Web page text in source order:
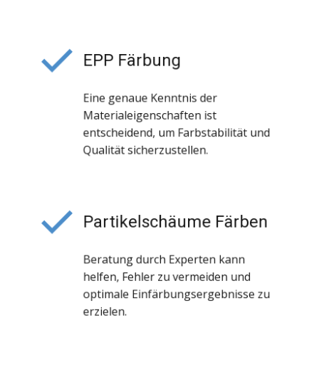
EPP Färbung
Eine genaue Kenntnis der
Materialeigenschaften ist
entscheidend, um Farbstabilität und
Qualität sicherzustellen.
Partikelschäume Färben
Beratung durch Experten kann
helfen, Fehler zu vermeiden und
optimale Einfärbungsergebnisse zu
erzielen.